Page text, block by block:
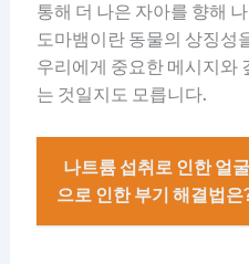
통해 더 나은 자아를 향해
도마뱀이란 동물의 상징성
우리에게 중요한 메시지와
는 것일지도 모릅니다.
나트륨 섭취로 인한 얼
으로 인한 부기 해결법은